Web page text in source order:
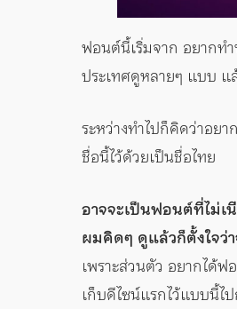
ฟอนต์นี้เริ่มจาก อยากท
ประเทศดูหลายๆ แบบ แ
ระหว่างทำไปก็คิดว่าอย
ชื่อนี้ไว้ด้วยเป็นชื่อไทย
อาจจะเป็นฟอนต์ที่ไม่เ
ผมคิดๆ ดูแล้วก็ตั้งใจว่
เพราะส่วนตัว อยากได้
เก็บดีไซน์แรกไว้แบบนี้ไ